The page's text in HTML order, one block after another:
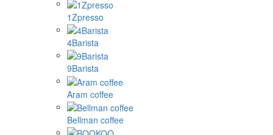
1Zpresso
4Barista
9Barista
Aram coffee
Bellman coffee